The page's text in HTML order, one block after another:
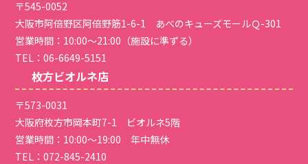
〒545-0052
大阪市阿倍野区阿倍野筋1-6-1 あべのキューズモールＱ-301
営業時間：10:00～21:00（施設に準ずる）
TEL：06-6649-5151
枚方ビオルネ店
〒573-0031
大阪府枚方市岡本町7-1 ビオルネ5階
営業時間：10:00～19:00 年中無休
TEL：072-845-2410